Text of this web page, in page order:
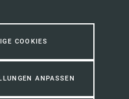
COOKIES
ANPASSEN